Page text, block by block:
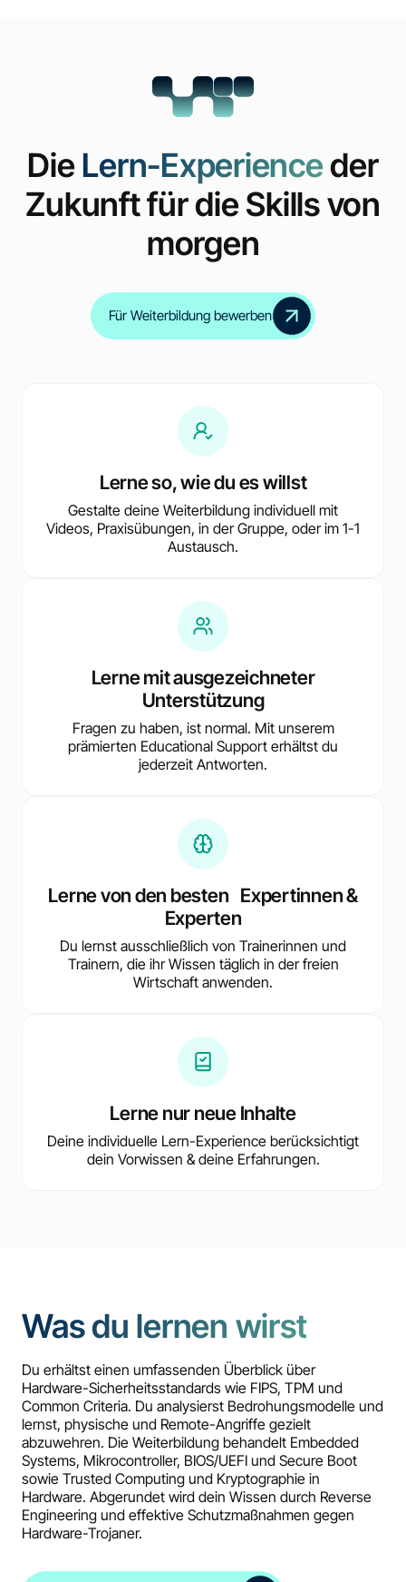
DieLern-Experienceder
Zukunft für die Skills von
morgen
Für Weiterbildung bewerben
Lerne so, wie du es willst
Gestalte deine Weiterbildung individuell mit
Videos, Praxisübungen, in der Gruppe, oder im 1-1
Austausch.
Lerne mit ausgezeichneter
Unterstützung
Fragen zu haben, ist normal. Mit unserem
prämierten Educational Support erhältst du
jederzeit Antworten.
Lerne von den besten Expertinnen &
Experten
Du lernst ausschließlich von Trainerinnen und
Trainern, die ihr Wissen täglich in der freien
Wirtschaft anwenden.
Lerne nur neue Inhalte
Deine individuelle Lern-Experience berücksichtigt
dein Vorwissen & deine Erfahrungen.
Was du lernen wirst
Du erhältst einen umfassenden Überblick über
Hardware-Sicherheitsstandards wie FIPS, TPM und
Common Criteria. Du analysierst Bedrohungsmodelle und
lernst, physische und Remote-Angriffe gezielt
abzuwehren. Die Weiterbildung behandelt Embedded
Systems, Mikrocontroller, BIOS/UEFI und Secure Boot
sowie Trusted Computing und Kryptographie in
Hardware. Abgerundet wird dein Wissen durch Reverse
Engineering und effektive Schutzmaßnahmen gegen
Hardware-Trojaner.